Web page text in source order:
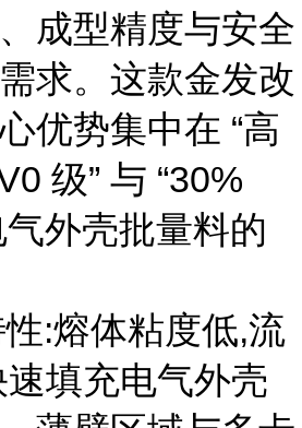
成型精度与安全
求。这款金发改
优势集中在 “高
级” 与 “30%
气外壳批量料的
:熔体粘度低,流
填充电气外壳